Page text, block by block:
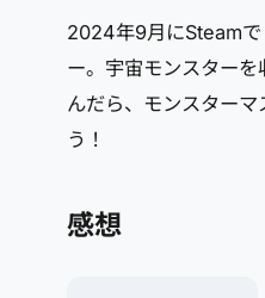
2024年9月にSteamで
ー。宇宙モンスター
んだら、モンスター
う！
感想